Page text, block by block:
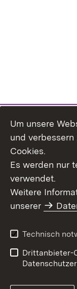
Barrierefreiheit
Um unsere
und
Cookies.
Es werden nur
verwendet.
Weitere
unserer
Technisch
Drittanbieter-